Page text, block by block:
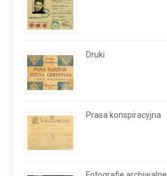
Druki
Prasa konspiracyjna